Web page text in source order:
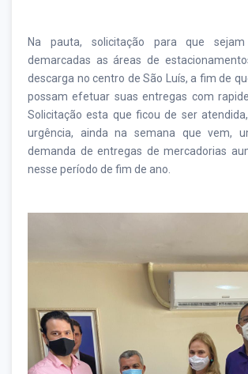
Na pauta, solicitação para que
demarcadas as áreas de
descarga no centro de São Luís, a fim de
possam efetuar suas entregas com
Solicitação esta que ficou de ser
urgência, ainda na semana que vem,
demanda de entregas de mercadorias
nesse período de fim de ano.